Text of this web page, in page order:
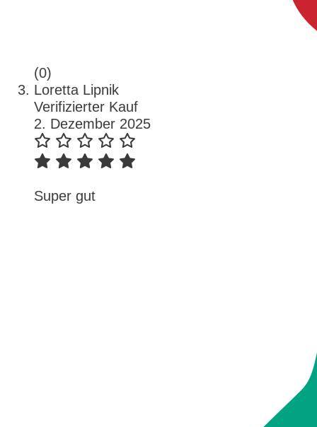
(0)
Loretta Lipnik
Verifizierter Kauf
2. Dezember 2025
Super gut